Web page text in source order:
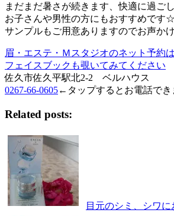
まだまだ暑さが続きます、快適に過ご
お子さんや男性の方にもおすすめです☆
サンプルもご用意ありますのでお声かけ
眉・エステ・Ｍスタジオのネット予約
フェイスブックも覗いてみてください
佐久市佐久平駅北2-2 ベルハウス
0267-66-0605←タップするとお電話でき
Related posts:
目元のシミ、シワ